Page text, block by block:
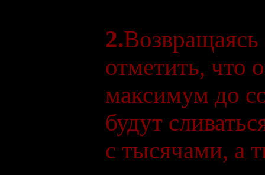
2.Возвращаясь
отметить, что
максимум до
будут
с тысячами, а